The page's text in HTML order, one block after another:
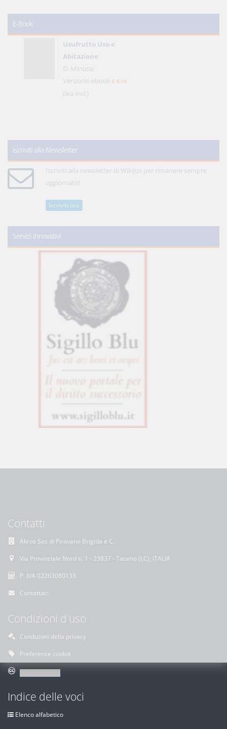
E-Book
Usufrutto Uso e
Abitazione
D. Minussi
Versione ebook€ 4,19
(iva incl.)
Iscriviti alla Newsletter
Iscriviti alla newsletter di WikiJus per rimanere sempre
aggiornato!
Iscriviti ora
Servizi innovativi
Contatti
Akros Sas di Pirovano Brigida e C.
Via Provinciale Nord n. 1 - 23837 - Taceno (LC), ITALIA
P. IVA 02263080133
Contattaci
Condizioni d'uso
Condizioni della privacy
Preferenze cookie
Indice delle voci
Elenco alfabetico